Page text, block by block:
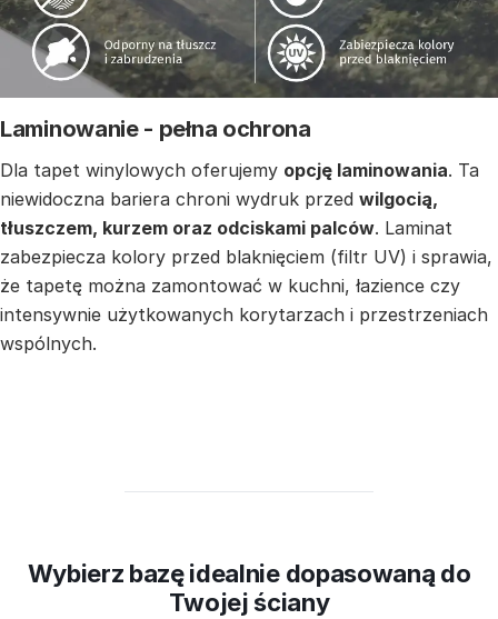
Laminowanie - pełna ochrona
Dla tapet winylowych oferujemy opcję laminowania. Ta
niewidoczna bariera chroni wydruk przed wilgocią,
tłuszczem, kurzem oraz odciskami palców. Laminat
zabezpiecza kolory przed blaknięciem (filtr UV) i sprawia,
że tapetę można zamontować w kuchni, łazience czy
intensywnie użytkowanych korytarzach i przestrzeniach
wspólnych.
Wybierz bazę idealnie dopasowaną do
Twojej ściany